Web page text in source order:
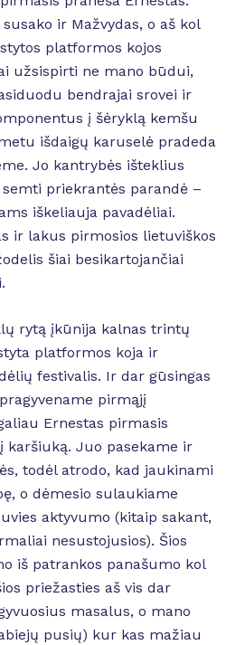
ir Mažvydas, o aš kol
platformos kojos
užsispirti ne mano būdui,
bendrajai srovei ir
į šėryklą kemšu
išdaigų karuselė pradeda
Jo kantrybės išteklius
priekrantės parandė –
iškeliauja pavadėliai.
ir lakus pirmosios lietuviškos
šiai besikartojančiai
rytą įkūnija kalnas trintų
platformos koja ir
festivalis. Ir dar gūsingas
pirmąjį
Ernestas pirmasis
karšiuką. Juo pasekame ir
todėl atrodo, kad jaukinami
o dėmesio sulaukiame
aktyvumo (kitaip sakant,
nesustojusios). Šios
iš patrankos panašumo kol
priežasties aš vis dar
masalus, o mano
pusių) kur kas mažiau